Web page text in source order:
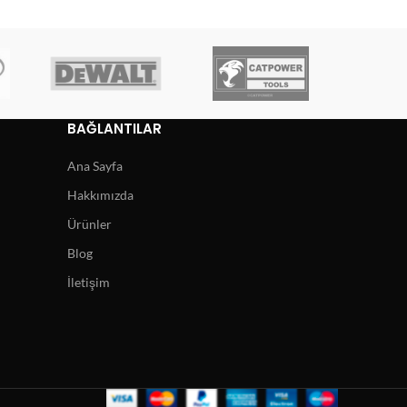
BAĞLANTILAR
Ana Sayfa
Hakkımızda
Ürünler
Blog
İletişim